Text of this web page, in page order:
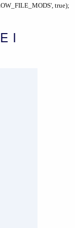
true);
I